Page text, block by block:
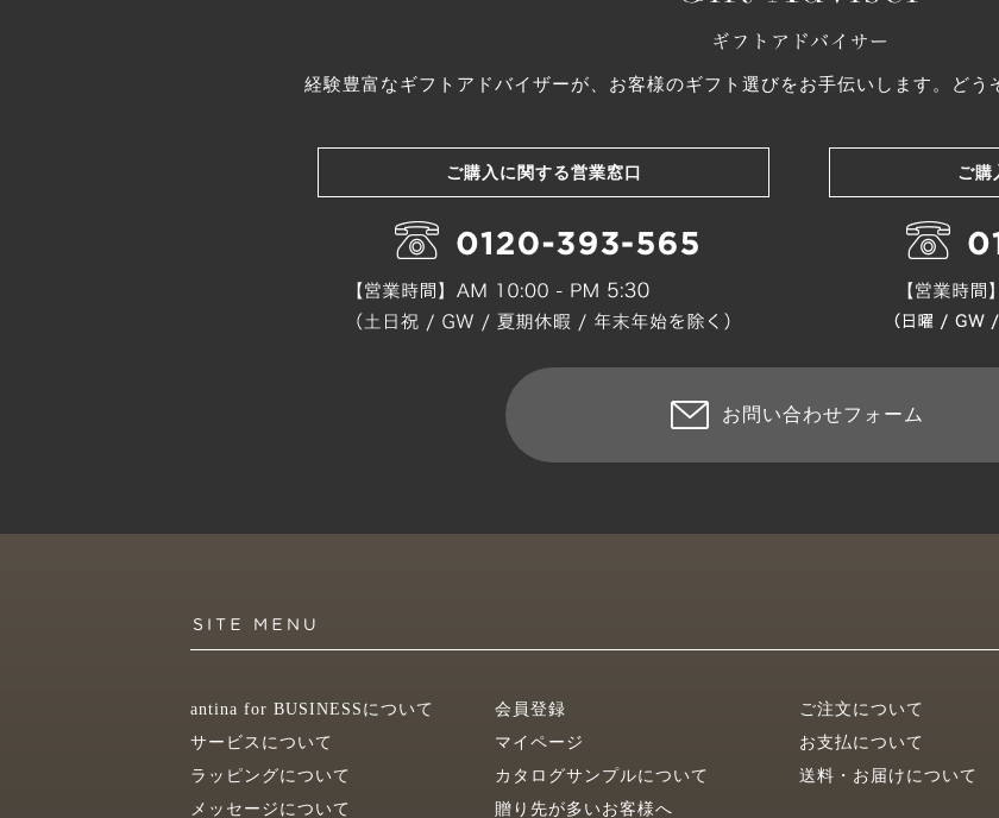
経験豊富なギフトアドバイザーが、お客様のギフト選びをお手伝いします。どう
ご購入に関する営業窓口 ご購
お問い合わせフォーム
antina for BUSINESSについて
サービスについて
ラッピングについて
メッセージについて
会員登録
マイページ
カタログサンプルについて
贈り先が多いお客様へ
ご注文について
お支払について
送料・お届けについて